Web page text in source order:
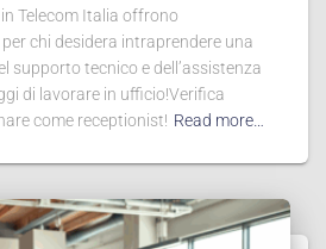
Telecom Italia offrono
chi desidera intraprendere una
supporto tecnico e dell’assistenza
di lavorare in ufficio!Verifica
come receptionist! Read more…